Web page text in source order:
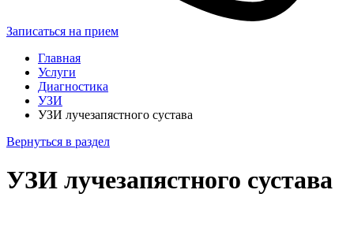
Записаться на прием
Главная
Услуги
Диагностика
УЗИ
УЗИ лучезапястного сустава
Вернуться в раздел
УЗИ лучезапястного сустава